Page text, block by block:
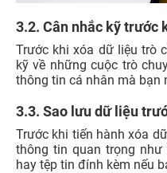
3.2. Cân nhắc kỹ trước
Trước khi xóa dữ liệu trò
kỹ về những cuộc trò
thông tin cá nhân mà bạn
3.3. Sao lưu dữ liệu
Trước khi tiến hành xóa
thông tin quan trọng
hay tệp tin đính kèm nếu